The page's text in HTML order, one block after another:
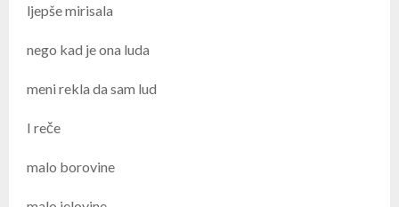
ljepše mirisala
nego kad je ona luda
meni rekla da sam lud
I reče
malo borovine